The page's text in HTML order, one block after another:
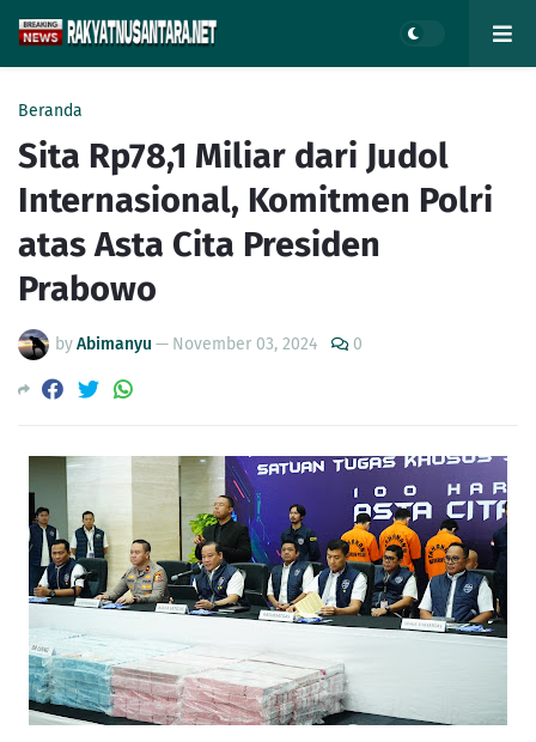
Beranda
Sita Rp78,1 Miliar dari Judol
Internasional, Komitmen Polri
atas Asta Cita Presiden
Prabowo
byAbimanyu — November 03, 2024 0